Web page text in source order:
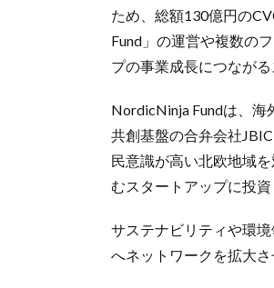
ため、総額130億円の
Fund」の運営や複数の
プの事業成長につなが
NordicNinja Fundは、
共創基盤の合弁会社
民意識が高い北欧地域
むスタートアップに投資
サステナビリティや環
へネットワークを拡大